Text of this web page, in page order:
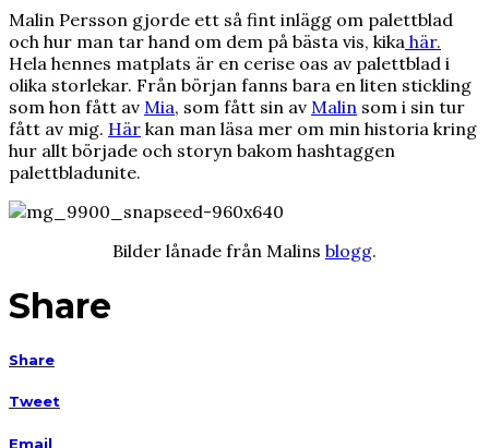
Malin Persson gjorde ett så fint inlägg om palettblad
och hur man tar hand om dem på bästa vis, kika här.
Hela hennes matplats är en cerise oas av palettblad i
olika storlekar. Från början fanns bara en liten stickling
som hon fått av Mia, som fått sin av Malin som i sin tur
fått av mig. Här kan man läsa mer om min historia kring
hur allt började och storyn bakom hashtaggen
palettbladunite.
Bilder lånade från Malins blogg.
Share
Share
Tweet
Email